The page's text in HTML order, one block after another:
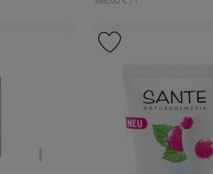
, Kontrollstelle:
.
hinzufügen Produkt zu